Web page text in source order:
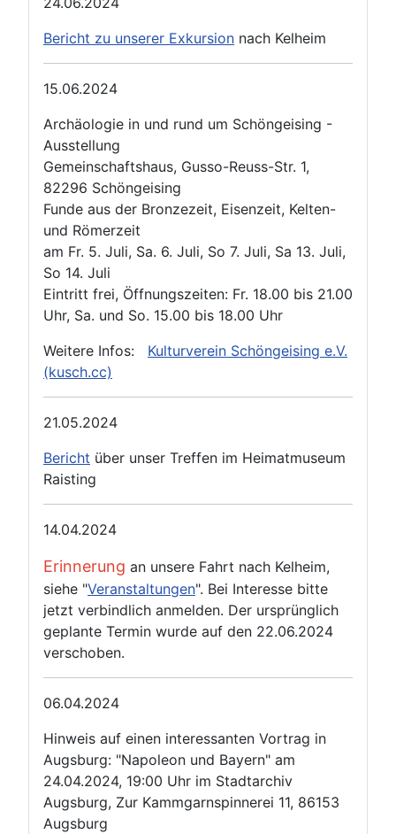
Bericht zu unserer Exkursion nach Kelheim
15.06.2024
Archäologie in und rund um Schöngeising -
Ausstellung
Gemeinschaftshaus, Gusso-Reuss-Str. 1,
82296 Schöngeising
Funde aus der Bronzezeit, Eisenzeit, Kelten-
und Römerzeit
am Fr. 5. Juli, Sa. 6. Juli, So 7. Juli, Sa 13. Juli,
So 14. Juli
Eintritt frei, Öffnungszeiten: Fr. 18.00 bis 21.00
Uhr, Sa. und So. 15.00 bis 18.00 Uhr
Weitere Infos: Kulturverein Schöngeising e.V.
(kusch.cc)
21.05.2024
Bericht über unser Treffen im Heimatmuseum
Raisting
14.04.2024
Erinnerung an unsere Fahrt nach Kelheim,
siehe "Veranstaltungen". Bei Interesse bitte
jetzt verbindlich anmelden. Der ursprünglich
geplante Termin wurde auf den 22.06.2024
verschoben.
06.04.2024
Hinweis auf einen interessanten Vortrag in
Augsburg: "Napoleon und Bayern" am
24.04.2024, 19:00 Uhr im Stadtarchiv
Augsburg, Zur Kammgarnspinnerei 11, 86153
Augsburg